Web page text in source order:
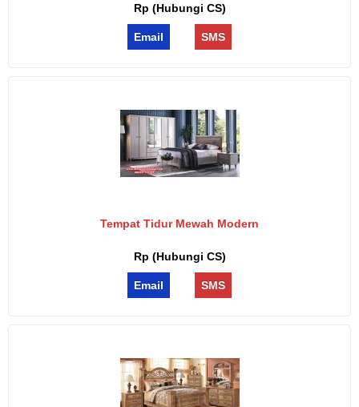
Rp (Hubungi CS)
Email SMS
Tempat Tidur Mewah Modern
Rp (Hubungi CS)
Email SMS